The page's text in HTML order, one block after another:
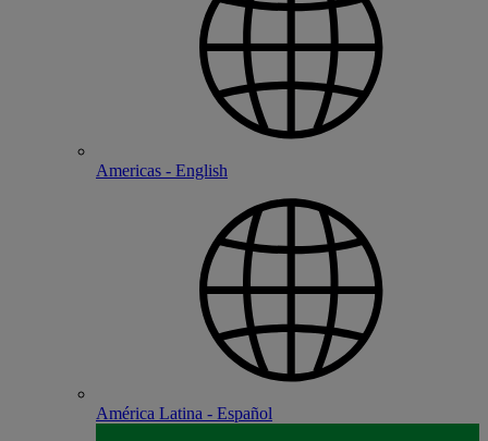
Americas - English
América Latina - Español